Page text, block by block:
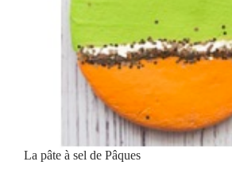
La pâte à sel de Pâques